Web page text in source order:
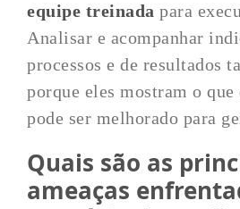
equipe treinada para
Analisar e acompanhar
processos e de resultados
porque eles mostram o que
pode ser melhorado para
Quais são as
ameaças